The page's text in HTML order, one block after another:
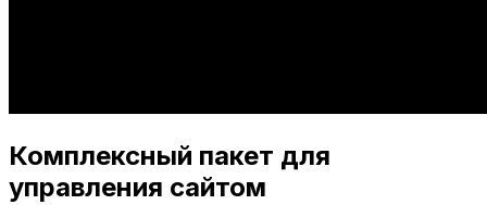
Комплексный пакет для
управления сайтом